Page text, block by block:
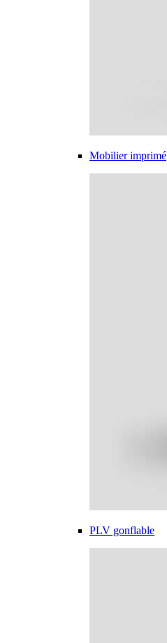
Mobilier imprimé
PLV gonflable